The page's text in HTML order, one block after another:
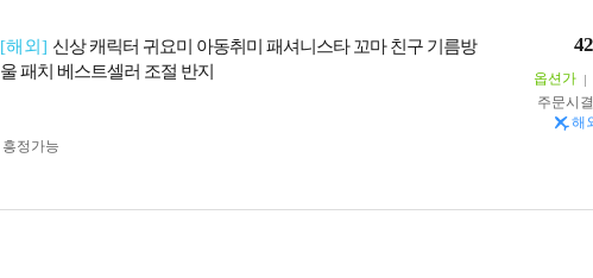
[해외] 신상 캐릭터 귀요미 아동취미 패셔니스타 꼬마 친구 기름방
울 패치 베스트셀러 조절 반지
옵션가
주문시
해
흥정가능